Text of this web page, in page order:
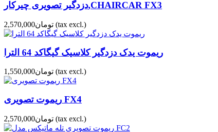
دزدگیر تصویری چیرکار,CHAIRCAR FX3
تومان2,570,000 (tax excl.)
ریموت یدک دزدگیر کلاسیک گیگاکد 64 الترا
تومان1,550,000 (tax excl.)
ریموت تصویری FX4
تومان2,570,000 (tax excl.)